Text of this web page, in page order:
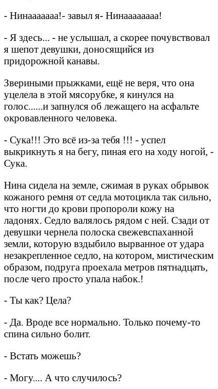
- Нинааааааа!- завыл я- Нинаааааааа!
- Я здесь... - не услышал, а скорее почувствовал
я шепот девушки, доносящийся из
придорожной канавы.
Звериными прыжками, ещё не веря, что она
уцелела в этой мясорубке, я кинулся на
голос......и запнулся об лежащего на асфальте
окровавленного человека.
- Сука!!! Это всё из-за тебя !!! - успел
выкрикнуть я на бегу, пиная его на ходу ногой, -
Сука.
Нина сидела на земле, сжимая в руках обрывок
кожаного ремня от седла мотоцикла так сильно,
что ногти до крови пропороли кожу на
ладонях. Седло валялось рядом с ней. Сзади от
девушки чернела полоска свежевспаханной
земли, которую вздыбило вырванное от удара
незакрепленное седло, на котором, мистическим
образом, подруга проехала метров пятнадцать,
после чего просто упала набок.!
- Ты как? Цела?
- Да. Вроде все нормально. Только почему-то
спина сильно болит.
- Встать можешь?
- Могу.... А что случилось?